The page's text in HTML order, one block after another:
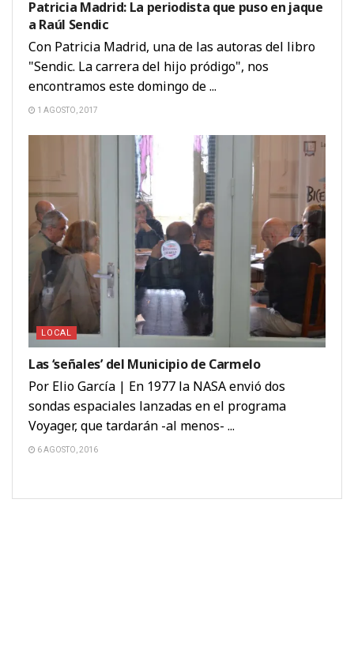
Patricia Madrid: La periodista que puso en jaque
a Raúl Sendic
Con Patricia Madrid, una de las autoras del libro
"Sendic. La carrera del hijo pródigo", nos
encontramos este domingo de ...
1 AGOSTO, 2017
LOCAL
Las ‘señales’ del Municipio de Carmelo
Por Elio García | En 1977 la NASA envió dos
sondas espaciales lanzadas en el programa
Voyager, que tardarán -al menos- ...
6 AGOSTO, 2016